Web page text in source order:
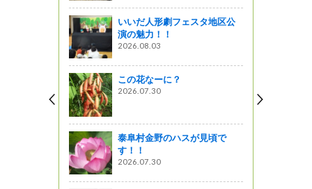
いいだ人形劇フェスタ地区公
演の魅力！！
2026.08.03
この花なーに？
2026.07.30
泰阜村金野のハスが見頃で
す！！
2026.07.30